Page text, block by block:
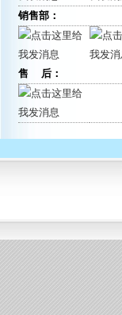
销售部：
售 后：